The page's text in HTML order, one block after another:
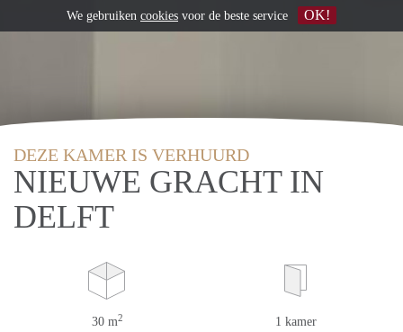
DEZE KAMER IS VERHUURD
NIEUWE GRACHT IN
DELFT
30 m2 1 kamer
We gebruiken cookies voor de beste service OK!